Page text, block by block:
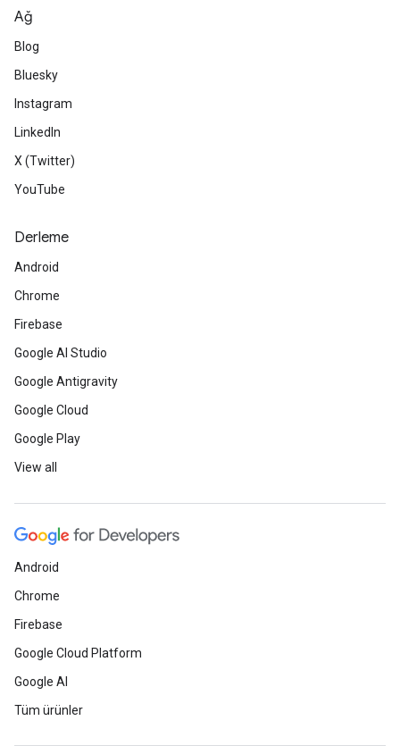
Ağ
Blog
Bluesky
Instagram
LinkedIn
X (Twitter)
YouTube
Derleme
Android
Chrome
Firebase
Google AI Studio
Google Antigravity
Google Cloud
Google Play
View all
Android
Chrome
Firebase
Google Cloud Platform
Google AI
Tüm ürünler